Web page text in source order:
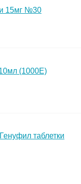
15мг №30
(1000Е)
таблетки